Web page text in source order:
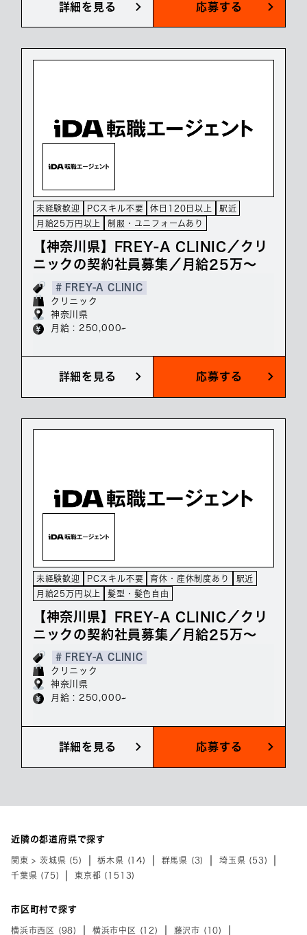
詳細を見る 応募する
未経験歓迎 PCスキル不要 休日120日以上
駅近
月給25万円以上
制服・ユニフォームあり
【神奈川県】FREY-A CLINIC／クリ
ニックの契約社員募集／月給25万～
# FREY-A CLINIC
クリニック
神奈川県
月給 : 250,000~
詳細を見る 応募する
未経験歓迎 PCスキル不要 育休・産休制度あり
駅近
月給25万円以上
髪型・髪色自由
【神奈川県】FREY-A CLINIC／クリ
ニックの契約社員募集／月給25万～
# FREY-A CLINIC
クリニック
神奈川県
月給 : 250,000~
詳細を見る 応募する
近隣の都道府県で探す
関東 > 茨城県 (5) 栃木県 (14) 群馬県 (3)
埼玉県 (53)
千葉県 (75)
東京都 (1513)
市区町村で探す
横浜市西区 (98) 横浜市中区 (12)
藤沢市 (10)